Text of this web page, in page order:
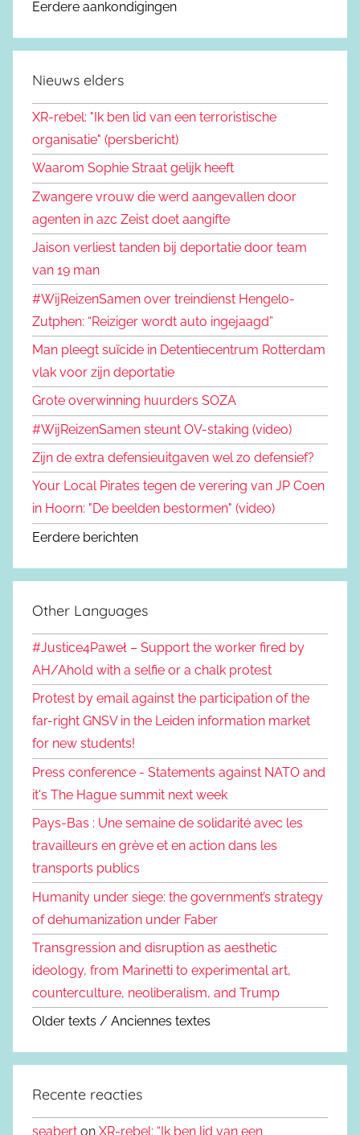
Eerdere aankondigingen
Nieuws elders
XR-rebel: "Ik ben lid van een terroristische
organisatie" (persbericht)
Waarom Sophie Straat gelijk heeft
Zwangere vrouw die werd aangevallen door
agenten in azc Zeist doet aangifte
Jaison verliest tanden bij deportatie door team
van 19 man
#WijReizenSamen over treindienst Hengelo-
Zutphen: “Reiziger wordt auto ingejaagd”
Man pleegt suïcide in Detentiecentrum Rotterdam
vlak voor zijn deportatie
Grote overwinning huurders SOZA
#WijReizenSamen steunt OV-staking (video)
Zijn de extra defensieuitgaven wel zo defensief?
Your Local Pirates tegen de verering van JP Coen
in Hoorn: "De beelden bestormen" (video)
Eerdere berichten
Other Languages
#Justice4Paweł – Support the worker fired by
AH/Ahold with a selfie or a chalk protest
Protest by email against the participation of the
far-right GNSV in the Leiden information market
for new students!
Press conference - Statements against NATO and
it's The Hague summit next week
Pays-Bas : Une semaine de solidarité avec les
travailleurs en grève et en action dans les
transports publics
Humanity under siege: the government’s strategy
of dehumanization under Faber
Transgression and disruption as aesthetic
ideology, from Marinetti to experimental art,
counterculture, neoliberalism, and Trump
Older texts / Anciennes textes
Recente reacties
seabert on XR-rebel: “Ik ben lid van een